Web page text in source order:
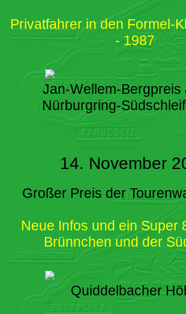
Privatfahrer in den Formel-
- 1987
Jan-Wellem-Bergpreis
Nürburgring-
14. November
Großer Preis der
Neue Infos und ein Super
Brünnchen und der
Quiddelbacher